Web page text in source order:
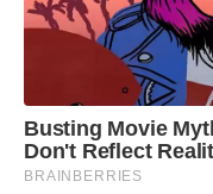
Busting Movie
Don't Reflect
BRAINBERRIES